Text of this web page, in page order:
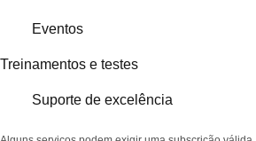
Eventos
Treinamentos e testes
Suporte de excelência